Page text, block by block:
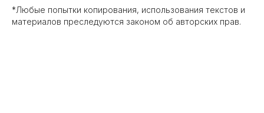
*Любые попытки копирования, использования текстов и
материалов преследуются законом об авторских прав.